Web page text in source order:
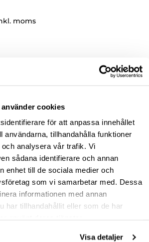
cookies
för att anpassa innehållet
användarna, tillhandahålla funktioner
analysera vår trafik. Vi
sådana identifierare och annan
enhet till de sociala medier och
som vi samarbetar med. Dessa
informationen med annan
har tillhandahållit eller som de har
Visa detaljer
moms
Finns i lager online
Slut i lager
Finns i lager